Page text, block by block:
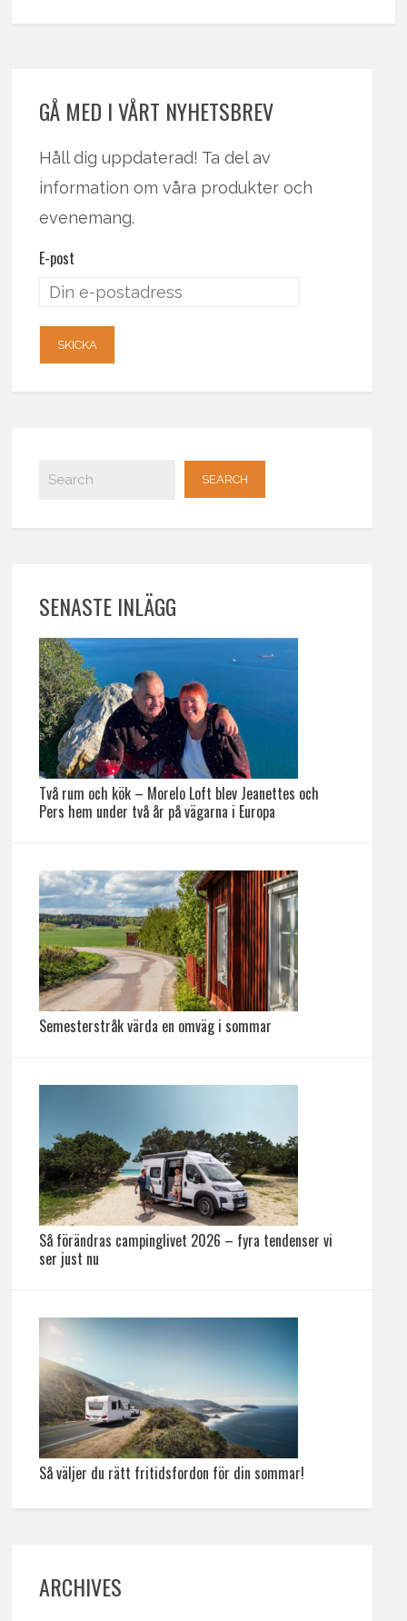
GÅ MED I VÅRT NYHETSBREV
Håll dig uppdaterad! Ta del av
information om våra produkter och
evenemang.
E-post
SENASTE INLÄGG
Två rum och kök – Morelo Loft blev Jeanettes och
Pers hem under två år på vägarna i Europa
Semesterstråk värda en omväg i sommar
Så förändras campinglivet 2026 – fyra tendenser vi
ser just nu
Så väljer du rätt fritidsfordon för din sommar!
ARCHIVES